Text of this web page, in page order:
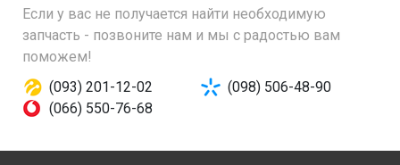
Если у вас не получается найти необходимую
запчасть - позвоните нам и мы с радостью вам
поможем!
(093) 201-12-02
(098) 506-48-90
(066) 550-76-68